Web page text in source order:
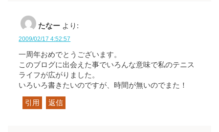
たなー より:
2009/02/17 4:52:57
一周年おめでとうございます。
このブログに出会えた事でいろんな意味で私のテニス
ライフが広がりました。
いろいろ書きたいのですが、時間が無いのでまた！
引用 返信